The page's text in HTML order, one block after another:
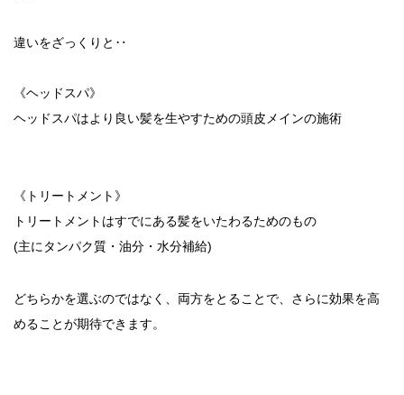
違いをざっくりと‥
《ヘッドスパ》
ヘッドスパはより良い髪を生やすための頭皮メインの施術
《トリートメント》
トリートメントはすでにある髪をいたわるためのもの
(主にタンパク質・油分・水分補給)
どちらかを選ぶのではなく、両方をとることで、さらに効果を高
めることが期待できます。